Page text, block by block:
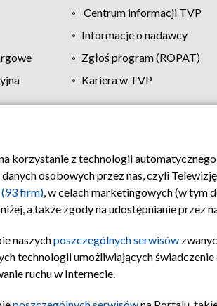
Centrum informacji TVP
Informacje o nadawcy
Zgłoś program (ROPAT)
Kariera w TVP
prywatności Moje zgody
korzystanie z technologii
osobowych przez nas, czyli
firm), w celach marketingowych (w tym
a także zgody na udostępnianie przez
naszychposzczególnych serwisów
technologii umożliwiających
ruchu w Internecie.